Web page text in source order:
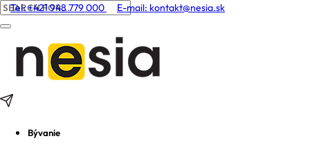
Tel: +421 948 779 000 E-mail: kontakt@nesia.sk
Bývanie